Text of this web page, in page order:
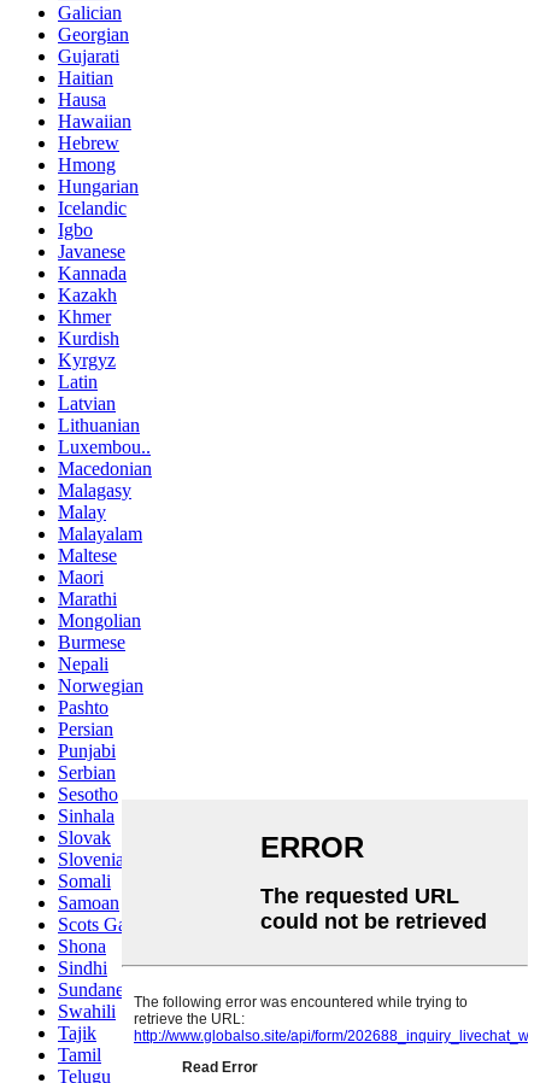
Galician
Georgian
Gujarati
Haitian
Hausa
Hawaiian
Hebrew
Hmong
Hungarian
Icelandic
Igbo
Javanese
Kannada
Kazakh
Khmer
Kurdish
Kyrgyz
Latin
Latvian
Lithuanian
Luxembou..
Macedonian
Malagasy
Malay
Malayalam
Maltese
Maori
Marathi
Mongolian
Burmese
Nepali
Norwegian
Pashto
Persian
Punjabi
Serbian
Sesotho
Sinhala
Slovak
Slovenian
Somali
Samoan
Scots Gaelic
Shona
Sindhi
Sundanese
Swahili
Tajik
Tamil
Telugu